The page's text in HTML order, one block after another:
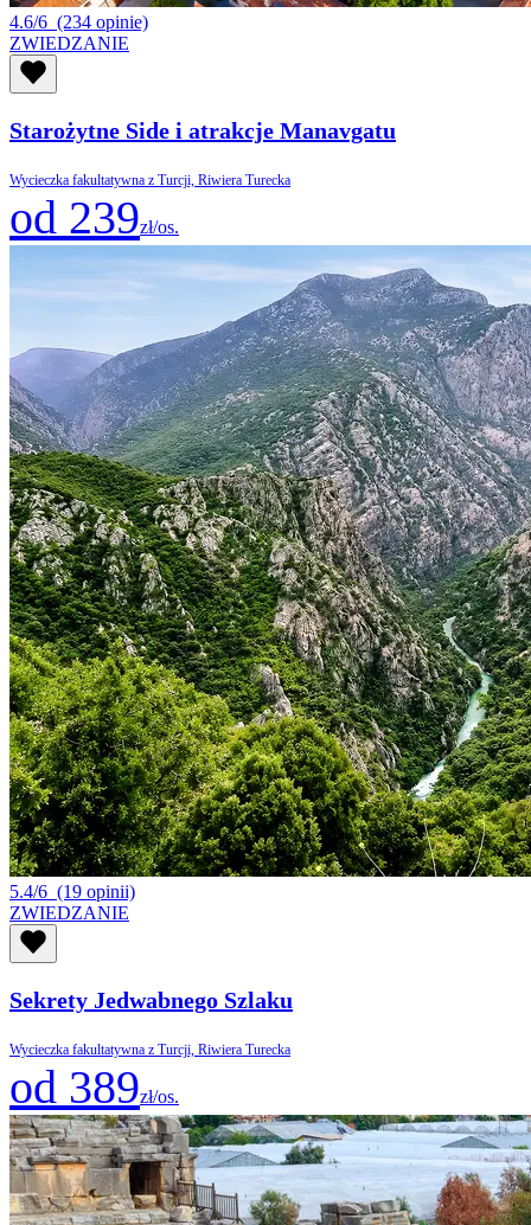
4.6/6 (234 opinie)
ZWIEDZANIE
Starożytne Side i atrakcje Manavgatu
Wycieczka fakultatywna z Turcji, Riwiera Turecka
od 239zł/os.
5.4/6 (19 opinii)
ZWIEDZANIE
Sekrety Jedwabnego Szlaku
Wycieczka fakultatywna z Turcji, Riwiera Turecka
od 389zł/os.